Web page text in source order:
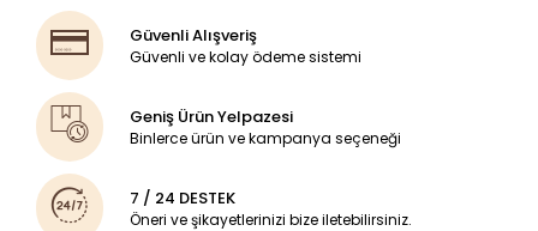
Güvenli Alışveriş
Güvenli ve kolay ödeme sistemi
Geniş Ürün Yelpazesi
Binlerce ürün ve kampanya seçeneği
7 / 24 DESTEK
Öneri ve şikayetlerinizi bize iletebilirsiniz.